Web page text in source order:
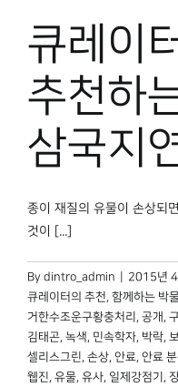
큐레이
추천하
삼국지
종이 재질의 유물이 손상되
것이 [...]
By dintro_admin 2015년
큐레이터의 추천, 함께하는 박
거한수조운구황충처리 , 공개 ,
김태곤, 녹색, 민속학자, 박락,
셀리스그린, 손상, 안료, 안료
웹진, 유물, 유사, 일제강점기 ,